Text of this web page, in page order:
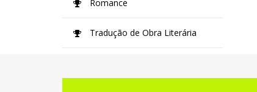
Romance
Tradução de Obra Literária